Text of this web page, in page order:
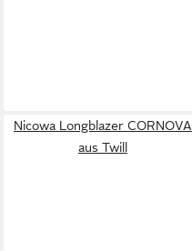
Nicowa Longblazer CORNOVA
aus Twill